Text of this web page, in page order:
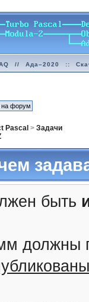
// Ада–2020 ::
Pascal > Задачи
быть
должны